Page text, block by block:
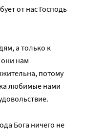
от нас Господь
а только к
нам
потому
любимые нами
Бога ничего не